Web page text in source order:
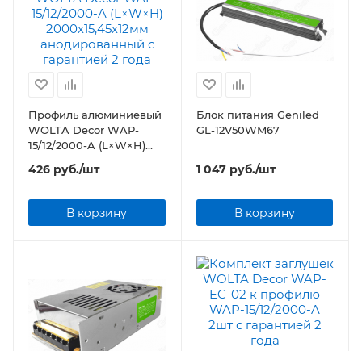
Профиль алюминиевый
WOLTA Decor WAP-
15/12/2000-A (L×W×H)
2000х15,45х12мм
анодированный
426 руб./шт
В корзину
Блок питания Geniled
GL-12V50WM67
1 047руб./шт
В корзину